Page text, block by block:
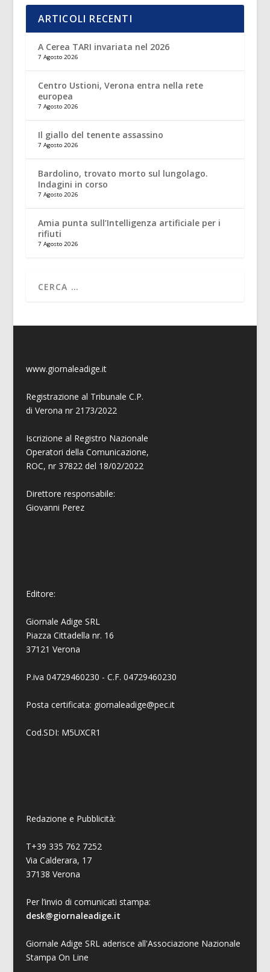
ARTICOLI RECENTI
A Cerea TARI invariata nel 2026
7 Agosto 2026
Centro Ustioni, Verona entra nella rete
europea
7 Agosto 2026
Il giallo del tenente assassino
7 Agosto 2026
Bardolino, trovato morto sul lungolago.
Indagini in corso
7 Agosto 2026
Amia punta sull’Intelligenza artificiale per i
rifiuti
7 Agosto 2026
www.giornaleadige.it
Registrazione al Tribunale C.P.
di Verona nr 2173/2022
Iscrizione al Registro Nazionale
Operatori della Comunicazione,
ROC, nr 37822 del 18/02/2022
Direttore responsabile:
Giovanni Perez
Editore:
Giornale Adige SRL
Piazza Cittadella nr. 16
37121 Verona
P.iva 04729460230 - C.F. 04729460230
Posta certificata: giornaleadige@pec.it
Cod.SDI: M5UXCR1
Redazione e Pubblicità:
T+39 335 762 7252
Via Calderara, 17
37138 Verona
Per l’invio di comunicati stampa:
desk@giornaleadige.it
Giornale Adige SRL aderisce all'Associazione Nazionale
Stampa On Line